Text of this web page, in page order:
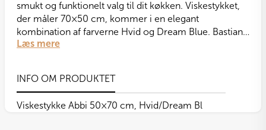
smukt og funktionelt valg til dit køkken. Viskestykket,
der måler 70×50 cm, kommer i en elegant
kombination af farverne Hvid og Dream Blue. Bastian-
viskestykket er fremstillet af 60% bomuld og 40%
Bastian Abbi-viskestykker i brug.
Læs mere
INFO OM PRODUKTET
Viskestykke Abbi 50×70 cm, Hvid/Dream Bl